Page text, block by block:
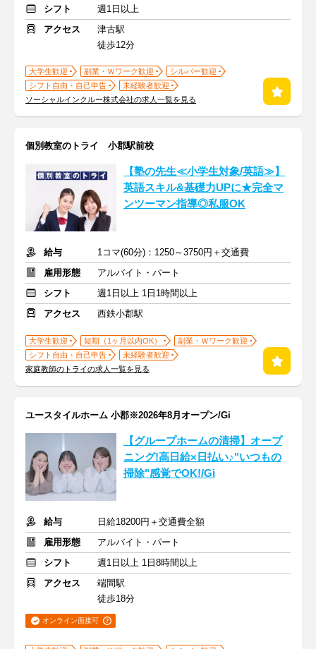
シフト
週1日以上
アクセス
津古駅
徒歩12分
大学生歓迎 副業・Ｗワーク歓迎
シルバー歓迎
シフト自由・自己申告
未経験者歓迎
ソーシャルインクルー株式会社の求人一覧を見る
個別教室のトライ 小郡駅前校
【塾の先生≪小学生対象/英語≫】
英語スキル&基礎力UPに★完全マ
ンツーマン指導◎私服OK
給与
1コマ(60分)：1250～3750円＋交通費
雇用形態
アルバイト・パート
シフト
週1日以上 1日1時間以上
アクセス
西鉄小郡駅
大学生歓迎 短期（1ヶ月以内OK）
副業・Ｗワーク歓迎
シフト自由・自己申告
未経験者歓迎
家庭教師のトライの求人一覧を見る
ユースタイルホーム 小郡※2026年8月オープン/Gi
【グループホームの清掃】オープ
ニング!高日給×日払い♪"いつもの
掃除"感覚でOK!/Gi
給与
日給18200円＋交通費全額
雇用形態
アルバイト・パート
シフト
週1日以上 1日8時間以上
アクセス
端間駅
徒歩18分
オンライン面接可